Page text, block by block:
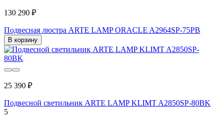
130 290 ₽
Подвесная люстра ARTE LAMP ORACLE A2964SP-75PB
В корзину
25 390 ₽
Подвесной светильник ARTE LAMP KLIMT A2850SP-80BK
5